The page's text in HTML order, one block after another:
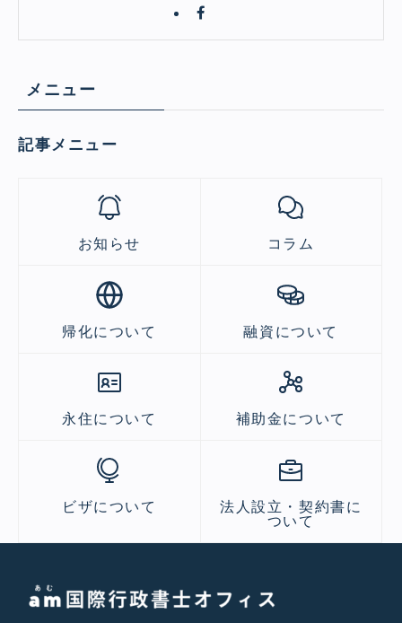
メニュー
記事メニュー
お知らせ コラム
帰化について 融資について
永住について 補助金について
ビザについて
法人設立・契約書に
ついて